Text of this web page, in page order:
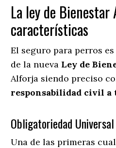
La ley de Bienestar
características
El seguro para perros
de la nueva Ley de
Alforja siendo preciso
responsabilidad civil a
Obligatoriedad Universal
Una de las primeras